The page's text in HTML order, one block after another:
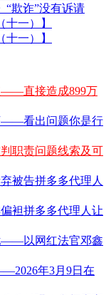
“欺诈”没有诉请
一）】
一）】
直接造成899万
看出问题你是行
职责问题线索及可
被告拼多多代理人
袒拼多多代理人让
——以网红法官邓鑫
年3月9日在